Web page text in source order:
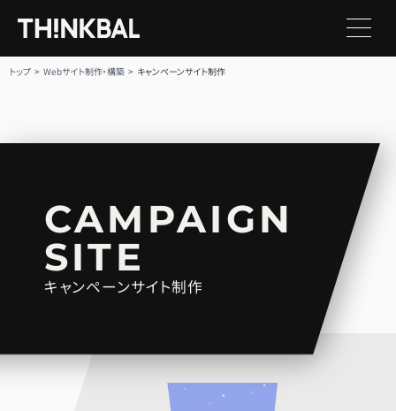
トップ Webサイト制作・構築 キャンペーンサイト制作
CAMPAIGN
SITE
キャンペーンサイト制作